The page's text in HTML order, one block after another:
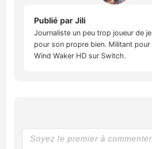
Publié parJili
Journaliste un peu trop joueur de
pour son propre bien. Militant
Wind Waker HD sur Switch.